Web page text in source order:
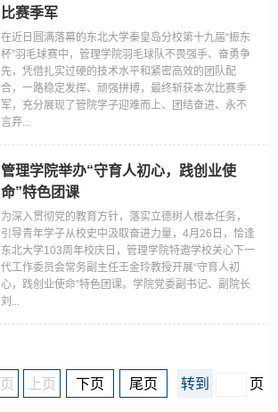
比赛季军
在近日圆满落幕的东北大学秦皇岛分校第十九届“振东
杯”羽毛球赛中，管理学院羽毛球队不畏强手、奋勇争
先，凭借扎实过硬的技术水平和紧密高效的团队配
合，一路稳定发挥、顽强拼搏，最终斩获本次比赛季
军，充分展现了管院学子迎难而上、团结奋进、永不
言弃...
管理学院举办“守育人初心，践创业使
命”特色团课
为深入贯彻党的教育方针，落实立德树人根本任务，
引导青年学子从校史中汲取奋进力量，4月26日，恰逢
东北大学103周年校庆日，管理学院特邀学校关心下一
代工作委员会常务副主任王金玲教授开展“守育人初
心，践创业使命”特色团课。学院党委副书记、副院长
刘...
上页 下页 尾页 页